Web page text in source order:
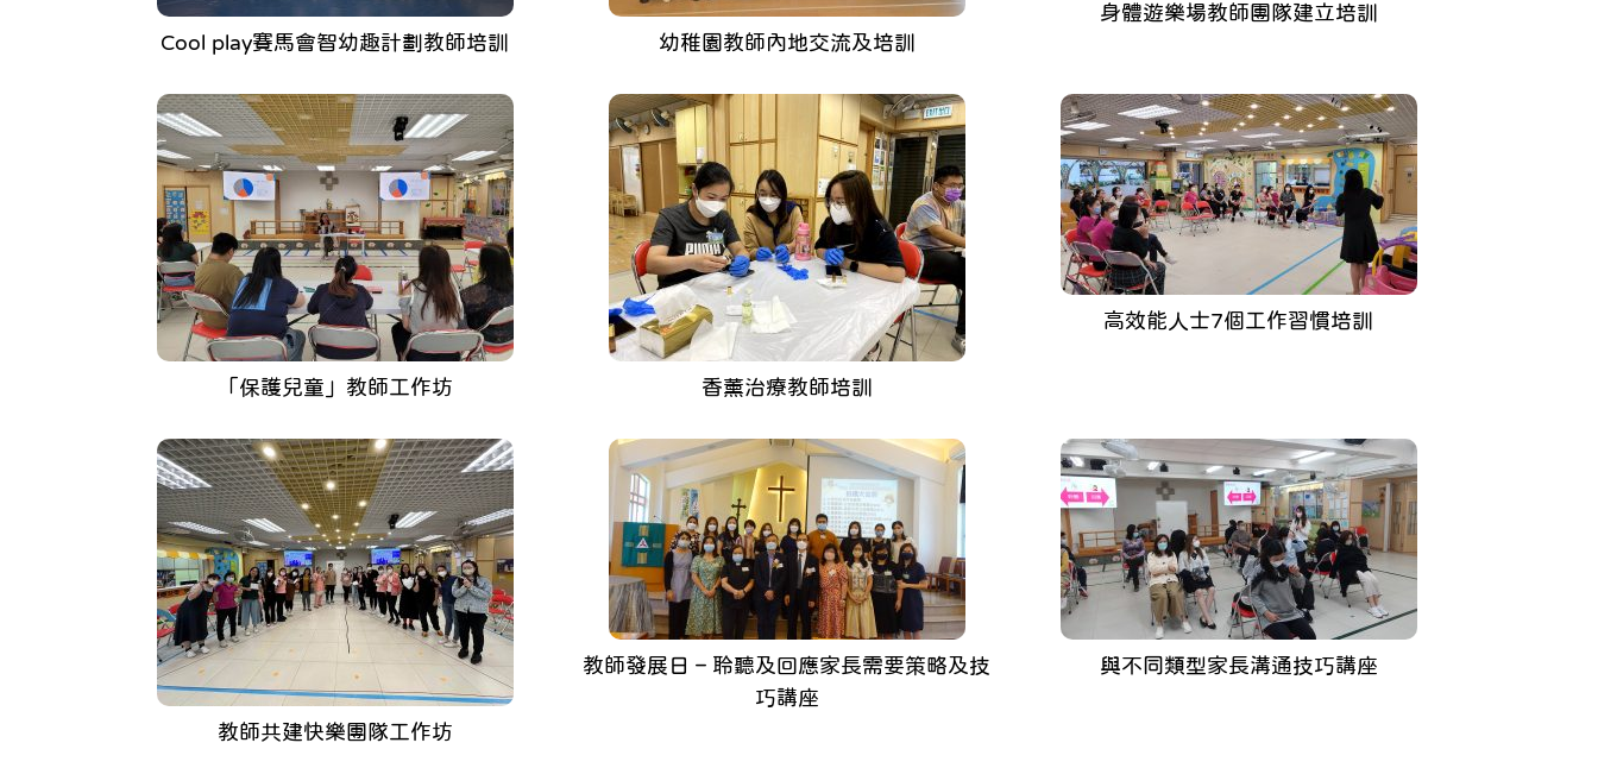
Cool play賽馬會智幼趣計劃教師培訓 幼稚園教師內地交流及培訓
身體遊樂場教師團隊建立培訓
「保護兒童」教師工作坊 香薰治療教師培訓
高效能人士7個工作習慣培訓
教師共建快樂團隊工作坊
教師發展日 – 聆聽及回應家長需要策略及技
巧講座
與不同類型家長溝通技巧講座